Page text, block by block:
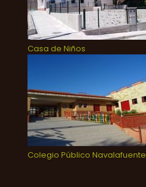
Casa de Niños
Colegio Público Navalafuente